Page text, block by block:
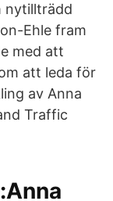
nytillträdd
Ehle fram
med att
att leda för
av Anna
Traffic